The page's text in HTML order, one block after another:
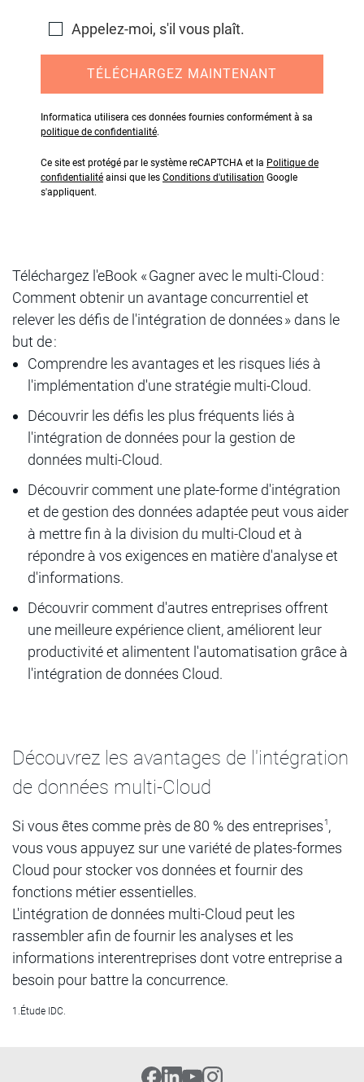
Découvrez les avantages de l'intégration
de données multi-Cloud
Si vous êtes comme près de 80 % des entreprises1,
vous vous appuyez sur une variété de plates-formes
Cloud pour stocker vos données et fournir des
fonctions métier essentielles.
L'intégration de données multi-Cloud peut les
rassembler afin de fournir les analyses et les
informations interentreprises dont votre entreprise a
besoin pour battre la concurrence.
1.Étude IDC.
Appelez-moi, s'il vous plaît.
TÉLÉCHARGEZ MAINTENANT
Informatica utilisera ces données fournies conformément à sa
politique de confidentialité.
Ce site est protégé par le système reCAPTCHA et la Politique de
confidentialité ainsi que les Conditions d'utilisation Google
s'appliquent.
Téléchargez l'eBook « Gagner avec le multi-Cloud :
Comment obtenir un avantage concurrentiel et
relever les défis de l'intégration de données » dans le
but de :
Comprendre les avantages et les risques liés à
l'implémentation d'une stratégie multi-Cloud.
Découvrir les défis les plus fréquents liés à
l'intégration de données pour la gestion de
données multi-Cloud.
Découvrir comment une plate-forme d'intégration
et de gestion des données adaptée peut vous aider
à mettre fin à la division du multi-Cloud et à
répondre à vos exigences en matière d'analyse et
d'informations.
Découvrir comment d'autres entreprises offrent
une meilleure expérience client, améliorent leur
productivité et alimentent l'automatisation grâce à
l'intégration de données Cloud.